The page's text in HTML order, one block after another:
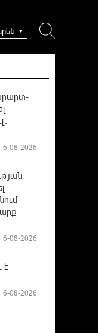
6-08-2026
6-08-2026
է
6-08-2026